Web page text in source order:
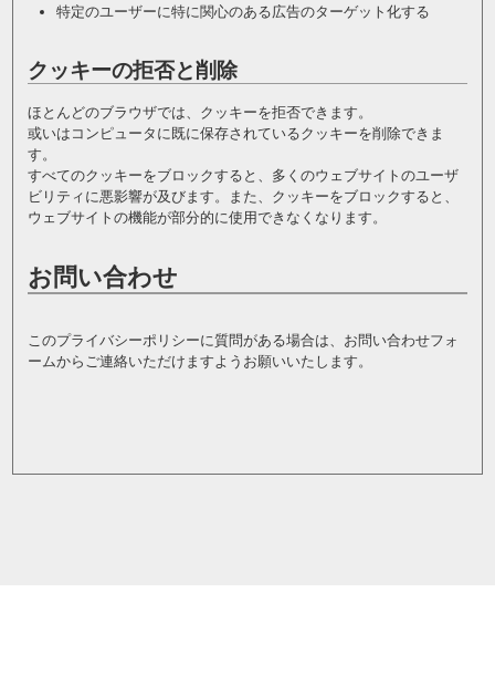
特定のユーザーに特に関心のある広告のターゲット化する
クッキーの拒否と削除
ほとんどのブラウザでは、クッキーを拒否できます。
或いはコンピュータに既に保存されているクッキーを削除できま
す。
すべてのクッキーをブロックすると、多くのウェブサイトのユーザ
ビリティに悪影響が及びます。また、クッキーをブロックすると、
ウェブサイトの機能が部分的に使用できなくなります。
お問い合わせ
このプライバシーポリシーに質問がある場合は、 お問い合わせフォ
ームからご連絡いただけますようお願いいたします。